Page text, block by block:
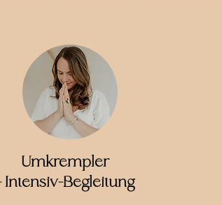
Umkrempler
Intensiv-Begleitung